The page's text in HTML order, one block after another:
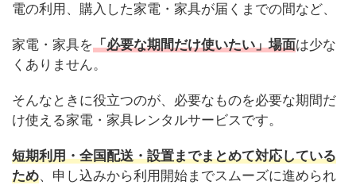
電の利用、購入した家電・家具が届くまでの間など、
家電・家具を「必要な期間だけ使いたい」場面は少な
くありません。
そんなときに役立つのが、必要なものを必要な期間だ
け使える家電・家具レンタルサービスです。
短期利用・全国配送・設置までまとめて対応している
ため、申し込みから利用開始までスムーズに進められ